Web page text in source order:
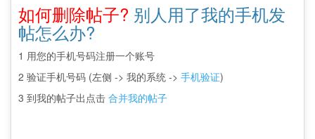
如何删除帖子? 别人用了我的手机发
帖怎么办?
1 用您的手机号码注册一个账号
2 验证手机号码 (左侧 -> 我的系统 -> 手机验证)
3 到我的帖子出点击 合并我的帖子